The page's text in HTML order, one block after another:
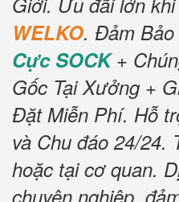
WELKO. Đảm Bảo
Cực SOCK+
Gốc Tại Xưởng +
Đặt Miễn Phí. Hỗ
và Chu đáo 24/24.
hoặc tại cơ quan.
chuyên nghiệp,